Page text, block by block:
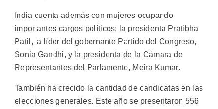
India cuenta además con mujeres ocupando
importantes cargos políticos: la presidenta Pratibha
Patil, la líder del gobernante Partido del Congreso,
Sonia Gandhi, y la presidenta de la Cámara de
Representantes del Parlamento, Meira Kumar.
También ha crecido la cantidad de candidatas en las
elecciones generales. Este año se presentaron 556